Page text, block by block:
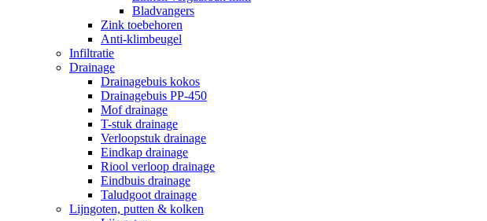
Bladvangers
Zink toebehoren
Anti-klimbeugel
Infiltratie
Drainage
Drainagebuis kokos
Drainagebuis PP-450
Mof drainage
T-stuk drainage
Verloopstuk drainage
Eindkap drainage
Riool verloop drainage
Eindbuis drainage
Taludgoot drainage
Lijngoten, putten & kolken